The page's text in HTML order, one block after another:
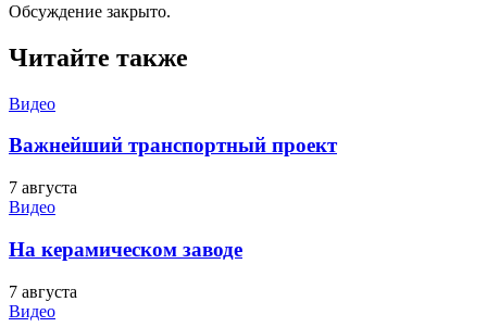
Обсуждение закрыто.
Читайте также
Видео
Важнейший транспортный проект
7 августа
Видео
На керамическом заводе
7 августа
Видео